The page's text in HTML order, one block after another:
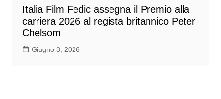
Italia Film Fedic assegna il Premio alla
carriera 2026 al regista britannico Peter
Chelsom
Giugno 3, 2026